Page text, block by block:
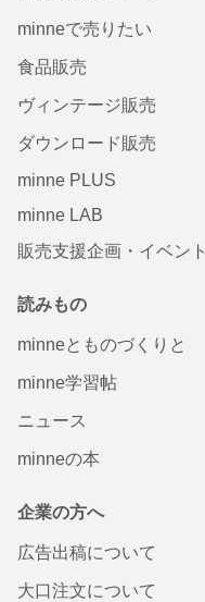
minneで売りたい
食品販売
ヴィンテージ販売
ダウンロード販売
minne PLUS
minne LAB
販売支援企画・イベント
読みもの
minneとものづくりと
minne学習帖
ニュース
minneの本
企業の方へ
広告出稿について
大口注文について